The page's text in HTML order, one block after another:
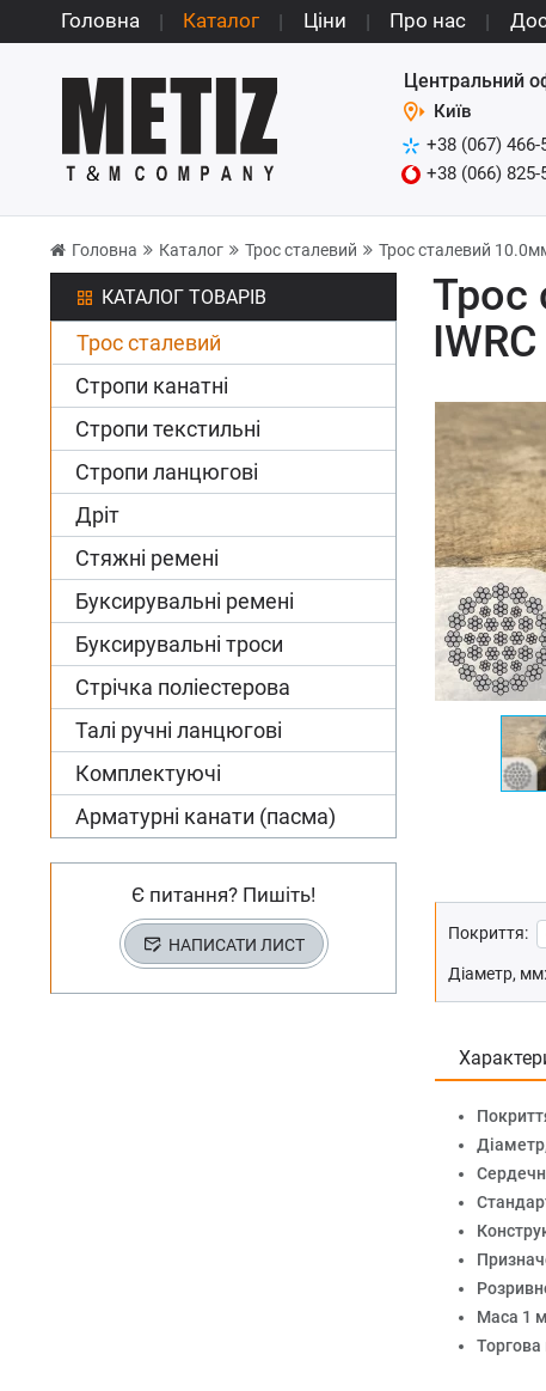
Головна Каталог Ціни Про нас
Центральний
Київ
+38 (067) 466-
+38 (066) 825-
Головна Каталог Трос сталевий Трос сталевий
КАТАЛОГ ТОВАРІВ
Трос сталевий
Стропи канатні
Стропи текстильні
Стропи ланцюгові
Дріт
Стяжні ремені
Буксирувальні ремені
Буксирувальні троси
Стрічка поліестерова
Талі ручні ланцюгові
Комплектуючі
Арматурні канати (пасма)
Є питання? Пишіть!
НАПИСАТИ ЛИСТ
Трос
IWRC
Покриття:
Діаметр, мм:
Маса 1